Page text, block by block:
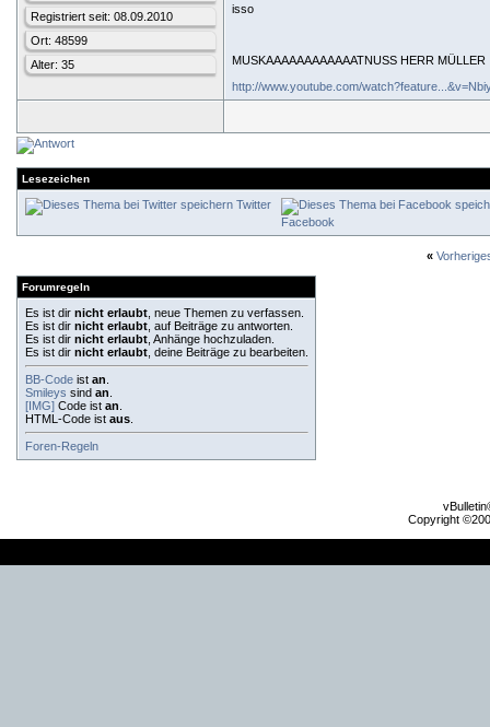
Registriert seit: 08.09.2010
Ort: 48599
Alter: 35
isso
MUSKAAAAAAAAAAAATNUSS HERR MÜLLER
http://www.youtube.com/
Lesezeichen
Twitter
Facebook
«
Forumregeln
Es ist dir nicht erlaubt , neue Themen zu verfassen.
Es ist dir nicht erlaubt , auf Beiträge zu antworten.
Es ist dir nicht erlaubt , Anhänge hochzuladen.
Es ist dir nicht erlaubt , deine Beiträge zu bearbeiten.
BB-Code ist an
Smileys sind an
[IMG] Code ist an
HTML-Code ist aus
Foren-Regeln
Copyright